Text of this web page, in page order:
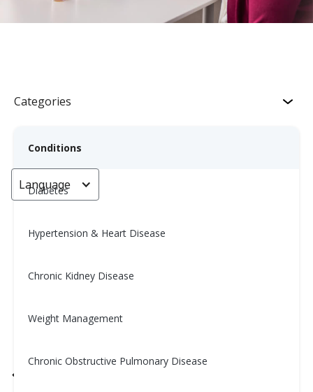
Categories
Conditions
Diabetes
Hypertension & Heart Disease
Chronic Kidney Disease
Weight Management
Chronic Obstructive Pulmonary Disease
Language
5条过时的营养规则，你可以摒弃
August 8, 2025
1.